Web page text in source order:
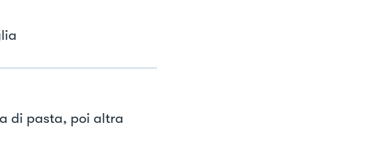
di pasta, poi altra